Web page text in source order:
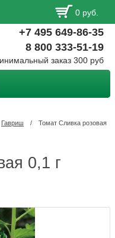
0 руб.
+7 495 649-86-35
8 800 333-51-19
заказ 300 руб
Гавриш /
Томат Сливка розовая
0,1 г